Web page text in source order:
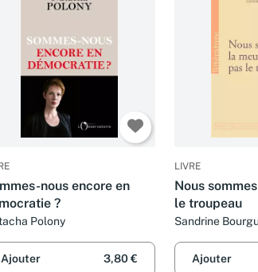
nous encore en
?
Polony
Ajouter 3,80 €
LIVRE
Nous
le troupeau
Sandrine
Ajouter